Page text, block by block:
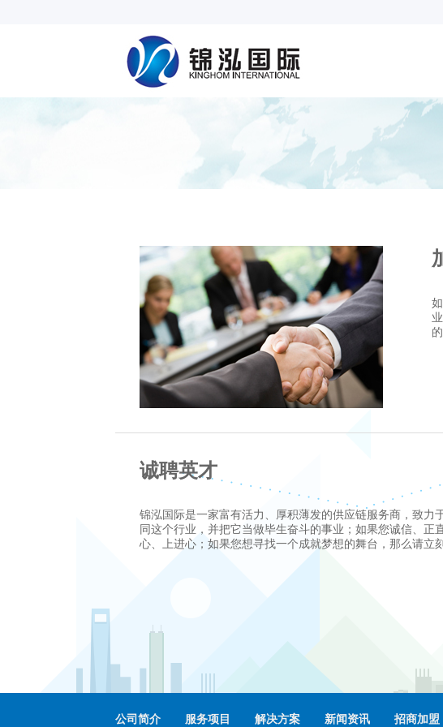
诚聘英才
锦泓国际是一家富有活力、厚积薄发的供应链服务商，致力
同这个行业，并把它当做毕生奋斗的事业；如果您诚信、正
心、上进心；如果您想寻找一个成就梦想的舞台，那么请立
公司简介 服务项目 解决方案 新闻资讯 招商加盟